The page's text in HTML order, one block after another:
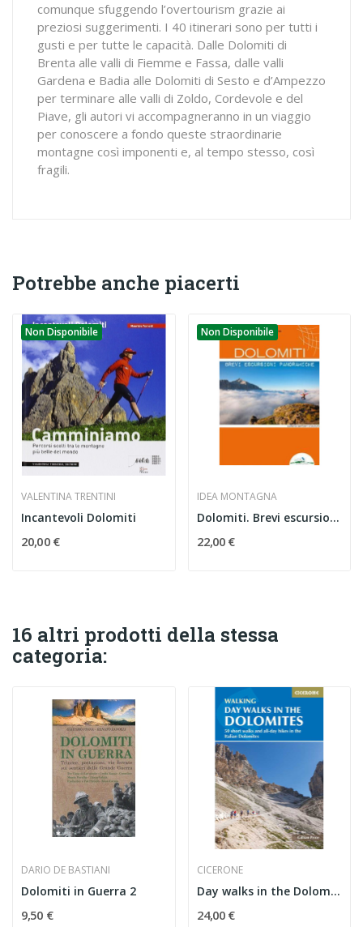
comunque sfuggendo l’overtourism grazie ai
preziosi suggerimenti. I 40 itinerari sono per tutti i
gusti e per tutte le capacità. Dalle Dolomiti di
Brenta alle valli di Fiemme e Fassa, dalle valli
Gardena e Badia alle Dolomiti di Sesto e d’Ampezzo
per terminare alle valli di Zoldo, Cordevole e del
Piave, gli autori vi accompagneranno in un viaggio
per conoscere a fondo queste straordinarie
montagne così imponenti e, al tempo stesso, così
fragili.
Potrebbe anche piacerti
Non Disponibile
VALENTINA TRENTINI
Incantevoli Dolomiti
20,00 €
Non Disponibile
IDEA MONTAGNA
Dolomiti. Brevi escursioni panoramiche
22,00 €
16 altri prodotti della stessa
categoria:
DARIO DE BASTIANI
Dolomiti in Guerra 2
9,50 €
CICERONE
Day walks in the Dolomites. 50 short walks and...
24,00 €